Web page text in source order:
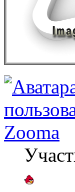
Zooma